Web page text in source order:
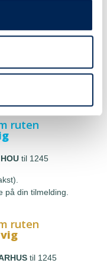
ruten
HOU til 1245
på din tilmelding.
ruten
til 1245